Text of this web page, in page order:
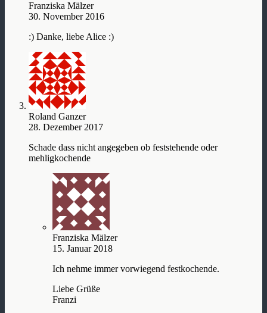
Franziska Mälzer
30. November 2016
:) Danke, liebe Alice :)
Roland Ganzer
28. Dezember 2017
Schade dass nicht angegeben ob feststehende oder
mehligkochende
Franziska Mälzer
15. Januar 2018
Ich nehme immer vorwiegend festkochende.
Liebe Grüße
Franzi